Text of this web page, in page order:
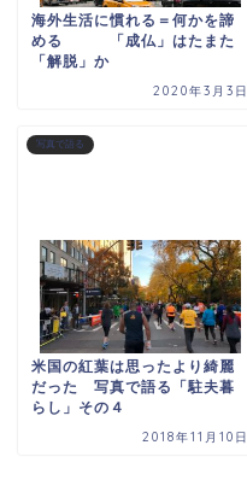
海外生活に慣れる＝何かを諦
める 「成仏」はたまた
「解脱」か
2020年3月3日
写真で語る
米国の紅葉は思ったより綺麗
だった 写真で語る「駐夫暮
らし」その４
2018年11月10日